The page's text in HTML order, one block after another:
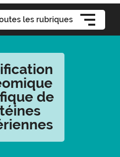
les rubriques
de